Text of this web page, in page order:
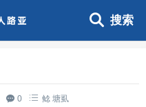
搜索
0 鲶 塘虱